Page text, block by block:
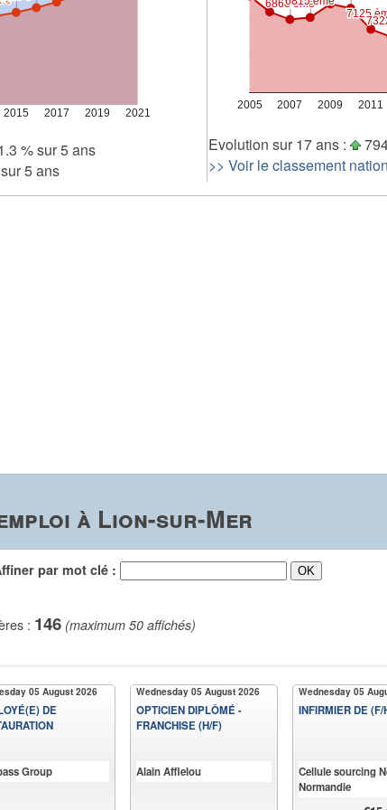
2015 2017 2019 2021
% sur 5 ans
5 ans
2005 2007 2009 2011
6868 ème
6868 ème
7125
7125
Evolution sur 17 ans :
>> Voir le classement
à Lion-sur-Mer
par mot clé :
: 146 (maximum 50 affichés)
05 August 2026
DE
Group
Wednesday 05 August 2026
OPTICIEN DIPLÔMÉ -
FRANCHISE (H/F)
Alain Afflelou
Wednesday 05
INFIRMIER DE (F/
Cellule sourcing
Normandie